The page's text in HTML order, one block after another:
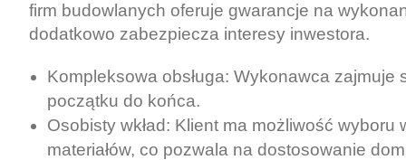
firm budowlanych oferuje gwarancje na
dodatkowo zabezpiecza interesy inwestora.
Kompleksowa obsługa: Wykonawca zajmuje
początku do końca.
Osobisty wkład: Klient ma możliwość wyboru
materiałów, co pozwala na dostosowanie